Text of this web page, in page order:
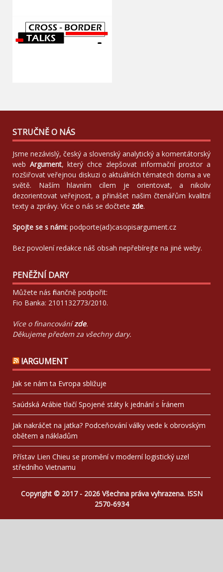
STRUČNĚ O NÁS
Jsme nezávislý, český a slovenský analytický a komentátorský
web Argument, který chce zlepšovat informační prostor a
rozšiřovat veřejnou diskuzi o aktuálních tématech doma a ve
světě. Naším hlavním cílem je orientovat, a nikoliv
dezorientovat veřejnost, a přinášet našim čtenářům kvalitní
texty a zprávy. Více o nás se dočtete zde.
Spojte se s námi: podporte(ad)casopisargument.cz
Bez povolení redakce náš obsah nepřebírejte na jiné weby.
PENĚŽNÍ DARY
Můžete nás finančně podpořit:
Fio Banka: 2101132773/2010.
Více o financovánízde.
Děkujeme předem za všechny dary.
!ARGUMENT
Jak se nám ta Evropa sbližuje
Saúdská Arábie tlačí Spojené státy k jednání s Íránem
Jak nakráčet na jatka? Podceňování války vede k obrovským
obětem a nákladům
Přístav Lien Chieu se promění v moderní logistický uzel
středního Vietnamu
Copyright © 2017 - 2026 Všechna práva vyhrazena. ISSN
2570-6934